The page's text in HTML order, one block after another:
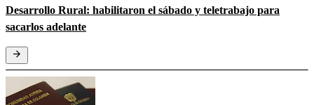
Desarrollo Rural: habilitaron el sábado y teletrabajo para
sacarlos adelante